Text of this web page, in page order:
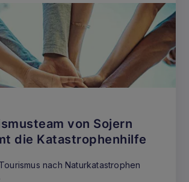
von Sojern
die Katastrophenhilfe
nach Naturkatastrophen